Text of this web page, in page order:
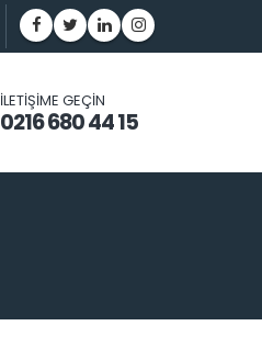
ILETİŞİME GEÇİN
0216 680 44 15